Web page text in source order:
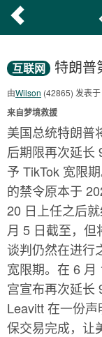
互联网 特朗普
由Wilson (42865) 发表
来自梦境救援
美国总统特朗普
后期限再次延长
予 TikTok 宽限
的禁令原本于
20 日上任之后
月 5 日截至，但
谈判仍然在进行
宽限期。在 6 月
宫宣布再次延长
Leavitt 在一份
保交易完成，让